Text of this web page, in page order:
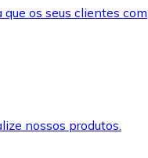
os seus clientes
nossos produtos.